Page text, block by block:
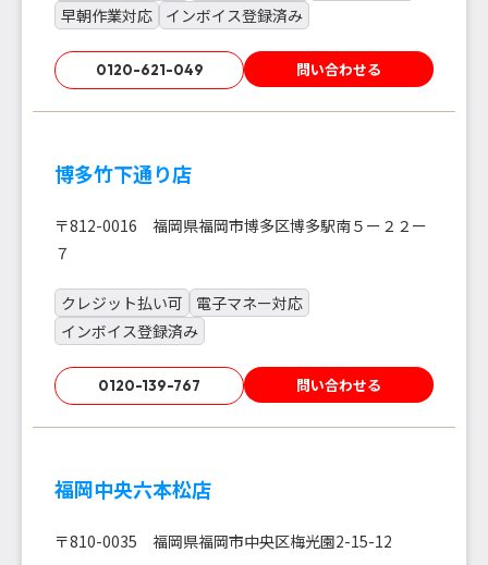
早朝作業対応
インボイス登録済み
0120-621-049 問い合わせる
博多竹下通り店
〒812-0016 福岡県福岡市博多区博多駅南５ー２２ー
７
クレジット払い可
電子マネー対応
インボイス登録済み
0120-139-767 問い合わせる
福岡中央六本松店
〒810-0035 福岡県福岡市中央区梅光園2-15-12